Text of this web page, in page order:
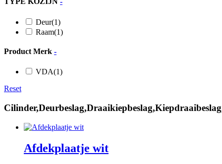
Deur(1)
Raam(1)
Product Merk -
VDA(1)
Reset
Afdekplaatje wit